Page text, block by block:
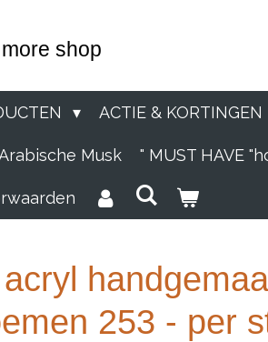
shop
ACTIE & KORTINGEN
Musk " MUST HAVE
253 - per